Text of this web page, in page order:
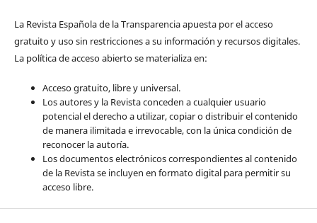
La Revista Española de la Transparencia apuesta por el acceso
gratuito y uso sin restricciones a su información y recursos digitales.
La política de acceso abierto se materializa en:
Acceso gratuito, libre y universal.
Los autores y la Revista conceden a cualquier usuario
potencial el derecho a utilizar, copiar o distribuir el contenido
de manera ilimitada e irrevocable, con la única condición de
reconocer la autoría.
Los documentos electrónicos correspondientes al contenido
de la Revista se incluyen en formato digital para permitir su
acceso libre.